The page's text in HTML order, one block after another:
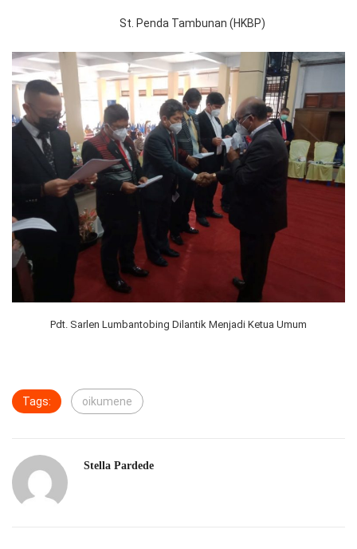
St. Penda Tambunan (HKBP)
Pdt. Sarlen Lumbantobing Dilantik Menjadi Ketua Umum
Tags: oikumene
Stella Pardede